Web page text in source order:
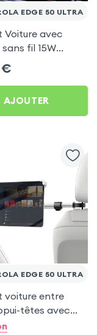
EDGE 50 ULTRA
Voiture avec
fil 15W
Motorola
Ultra
€
AJOUTER
EDGE 50 ULTRA
voiture entre
têtes avec
à 360° pour